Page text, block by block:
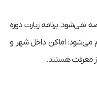
نمی‌شود. برنامه زیارت دوره
می‌شود: اماکن داخل شهر و
معرفت هستند.